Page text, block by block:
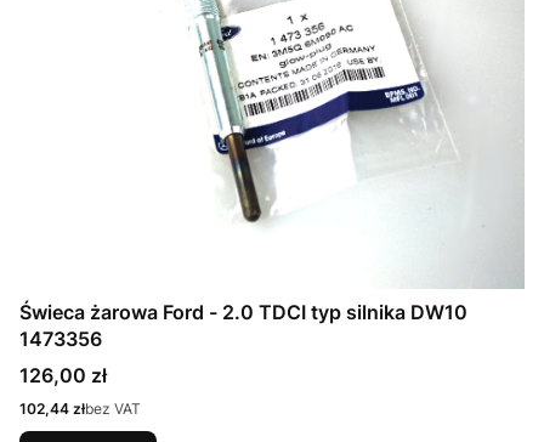
Świeca żarowa Ford - 2.0 TDCI typ silnika DW10
1473356
Cena
126,00 zł
Cena
102,44 złbez VAT